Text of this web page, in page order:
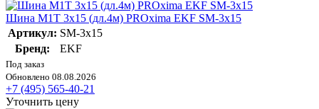
Шина М1Т 3х15 (дл.4м) PROxima EKF SM-3x15
Артикул: SM-3x15
Бренд:
EKF
Под заказ
Обновлено 08.08.2026
+7 (495) 565-40-21
Уточнить цену